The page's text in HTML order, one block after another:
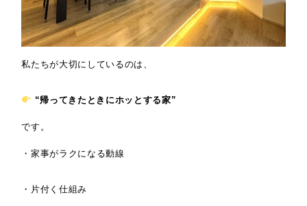
私たちが大切にしているのは、
“帰ってきたときにホッとする家”
です。
・家事がラクになる動線
・片付く仕組み